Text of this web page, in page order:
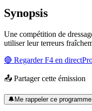
Synopsis
Une compétition de
utiliser leur terreurs
🔴 RegarderF4 en direct
📤 Partager cette émission
🔔Me rappeler ce programme